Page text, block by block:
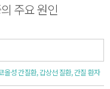
주요 원인
올성 간질환, 갑상선 질환, 간질 환자​​